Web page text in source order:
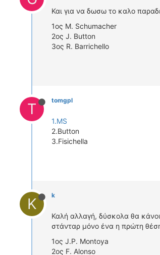
Και για να δωσω το καλο
1ος M. Schumacher
2ος J. Button
3ος R. Barrichello
T tomgpl
1.MS
2.Button
3.Fisichella
K k
Καλή αλλαγή, δύσκολα θα
στάνταρ μόνο ένα η πρώτη
1ος J.P. Montoya
2ος F. Alonso